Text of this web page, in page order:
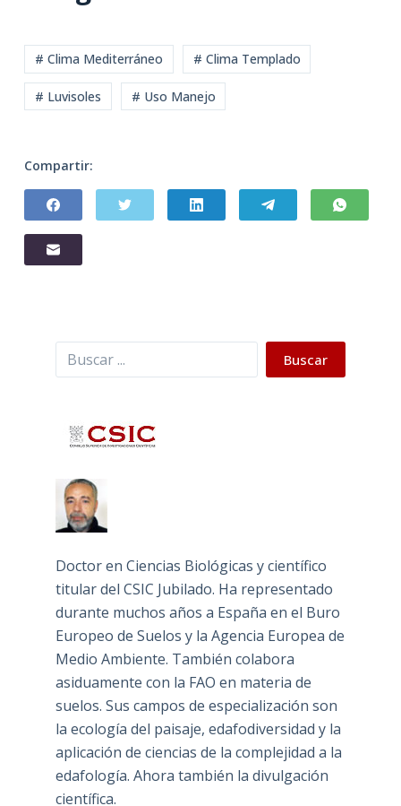
# Clima Mediterráneo # Clima Templado
# Luvisoles # Uso Manejo
Compartir:
Buscar Buscar
Doctor en Ciencias Biológicas y científico
titular del CSIC Jubilado. Ha representado
durante muchos años a España en el Buro
Europeo de Suelos y la Agencia Europea de
Medio Ambiente. También colabora
asiduamente con la FAO en materia de
suelos. Sus campos de especialización son
la ecología del paisaje, edafodiversidad y la
aplicación de ciencias de la complejidad a la
edafología. Ahora también la divulgación
científica.